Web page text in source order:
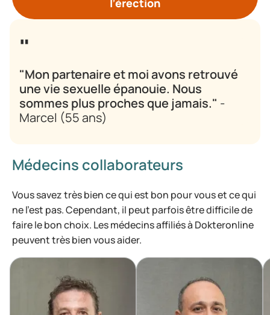
l’érection
"Mon partenaire et moi avons retrouvé
une vie sexuelle épanouie. Nous
sommes plus proches que jamais." -
Marcel (55 ans)
Médecins collaborateurs
Vous savez très bien ce qui est bon pour vous et ce qui
ne l’est pas. Cependant, il peut parfois être difficile de
faire le bon choix. Les médecins affiliés à Dokteronline
peuvent très bien vous aider.